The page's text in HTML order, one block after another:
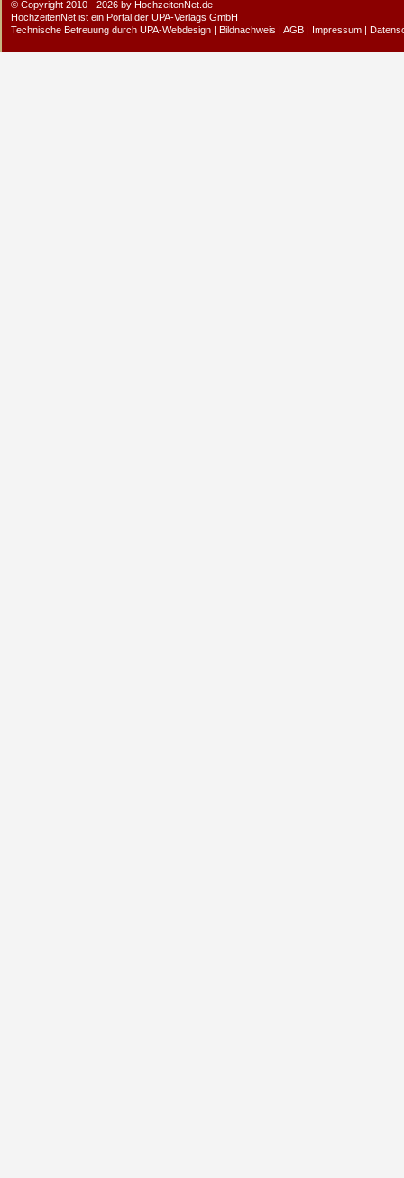
© Copyright 2010 - 2026 by HochzeitenNet.de
HochzeitenNet ist ein Portal der UPA-Verlags GmbH
Technische Betreuung durch UPA-Webdesign | Bildnachweis | AGB | Impressum |